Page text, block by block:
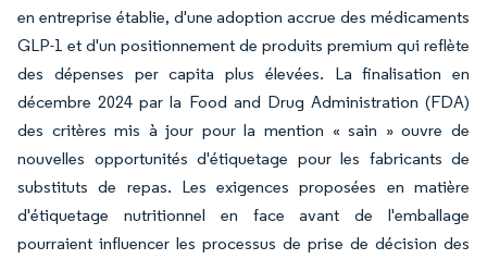
en entreprise établie, d'une adoption accrue des médicaments
GLP-1 et d'un positionnement de produits premium qui reflète
des dépenses per capita plus élevées. La finalisation en
décembre 2024 par la Food and Drug Administration (FDA)
des critères mis à jour pour la mention « sain » ouvre de
nouvelles opportunités d'étiquetage pour les fabricants de
substituts de repas. Les exigences proposées en matière
d'étiquetage nutritionnel en face avant de l'emballage
pourraient influencer les processus de prise de décision des